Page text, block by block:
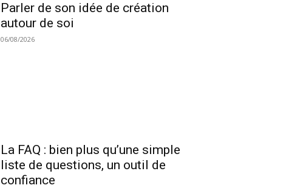
Parler de son idée de création
autour de soi
06/08/2026
La FAQ : bien plus qu’une simple
liste de questions, un outil de
confiance